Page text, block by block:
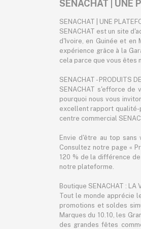
SENACHAT | UNE
SENACHAT | UNE
SENACHAT est un site
d'Ivoire, en Guinée et en
expérience grâce à la
cela parce que vous êtes
SENACHAT - PRODUITS
SENACHAT s'efforce de
pourquoi nous vous
excellent rapport qualité-
centre commercial
Envie d'être au top
Consultez notre page «
120 % de la différence
notre plateforme.
Boutique SENACHAT : LA
Tout le monde apprécie
promotions et soldes
Marques du 10.10, les
des grandes fêtes